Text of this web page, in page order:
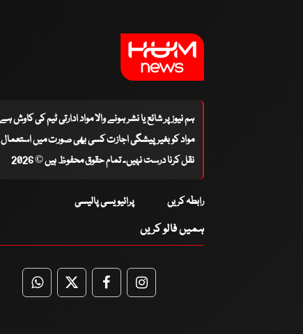
ہم نیوز پر شائع یا نشر ہونے والا مواد ادارتی ٹیم کی کاوش
مواد کو بغیر پیشگی اجازت کسی بھی صورت میں استعمال
نقل کرنا درست نہیں۔ تمام حقوق محفوظ ہیں © 2026
رابطہ کریں پرائیویسی پالیسی
ہمیں فالو کریں
WhatsApp
TwitterFacebookFacebook